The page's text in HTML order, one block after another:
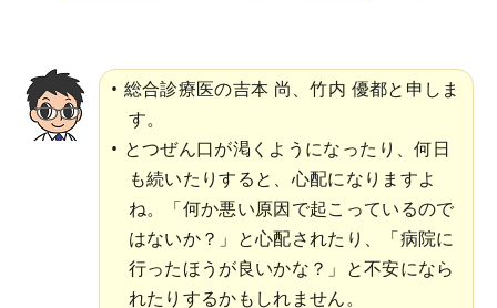
総合診療医の吉本 尚、竹内 優都と申しま
す。
とつぜん口が渇くようになったり、何日
も続いたりすると、心配になりますよ
ね。「何か悪い原因で起こっているので
はないか？」と心配されたり、「病院に
行ったほうが良いかな？」と不安になら
れたりするかもしれません。